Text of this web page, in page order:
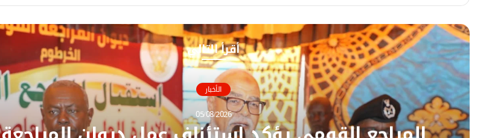
و
ق
ع
ا
ل
و
ي
ب
س
ب
و
ك
أقرأ التالي
الأخبار
05/08/2026